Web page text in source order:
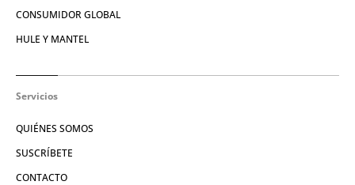
CONSUMIDOR GLOBAL
HULE Y MANTEL
Servicios
QUIÉNES SOMOS
SUSCRÍBETE
CONTACTO